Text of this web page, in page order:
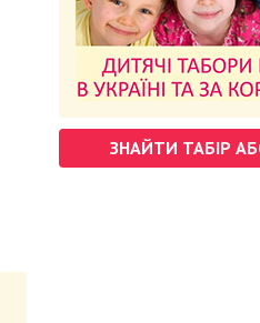
ЗНАЙТИ ТАБІР